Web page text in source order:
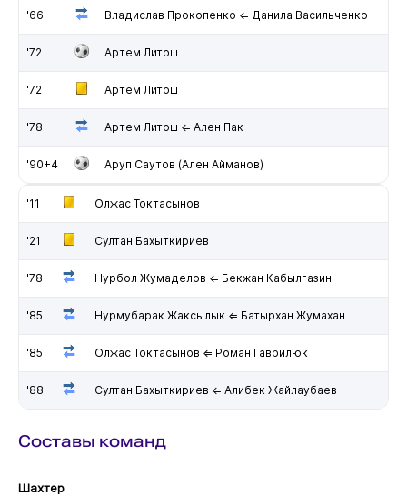
'66 Владислав Прокопенко ⇐ Данила Васильченко
'72 Артем Литош
'72 Артем Литош
'78 Артем Литош ⇐ Ален Пак
'90+4 Аруп Саутов (Ален Айманов)
'11 Олжас Токтасынов
'21 Султан Бахыткириев
'78 Нурбол Жумаделов ⇐ Бекжан Кабылгазин
'85 Нурмубарак Жаксылык ⇐ Батырхан Жумахан
'85 Олжас Токтасынов ⇐ Роман Гаврилюк
'88 Султан Бахыткириев ⇐ Алибек Жайлаубаев
Составы команд
Шахтер